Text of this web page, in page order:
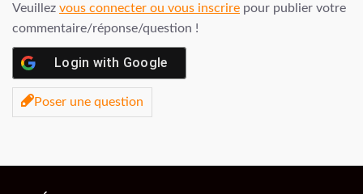
Veuillez vous connecter ou vous inscrire pour publier votre
commentaire/réponse/question !
Login with Google
Poser une question